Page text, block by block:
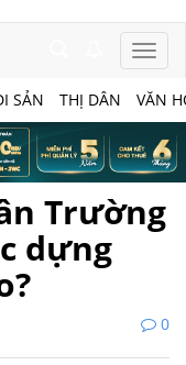
SẢN THỊ DÂN VĂN
Trường
dựng
0